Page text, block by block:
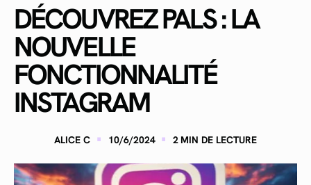
DÉCOUVREZ PALS : LA
NOUVELLE
FONCTIONNALITÉ
INSTAGRAM
ALICE C · 10/6/2024 · 2 MIN DE LECTURE